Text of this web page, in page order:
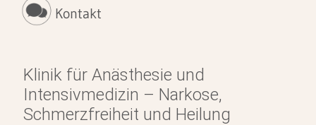
Kontakt
Klinik für Anästhesie und
Intensivmedizin – Narkose,
Schmerzfreiheit und Heilung